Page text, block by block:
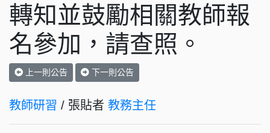
轉知並鼓勵相關教師報
名參加，請查照。
上一則公告 下一則公告
教師研習 / 張貼者 教務主任